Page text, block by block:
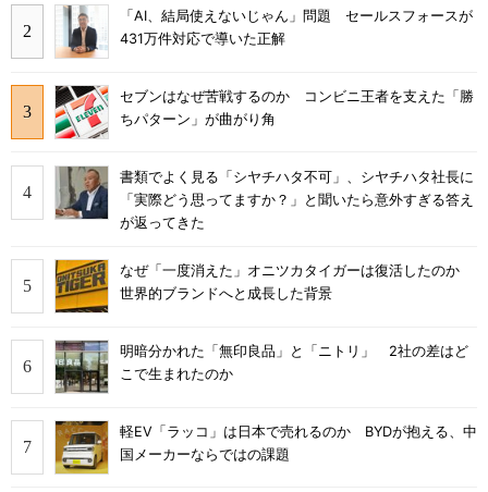
「AI、結局使えないじゃん」問題 セールスフォースが
431万件対応で導いた正解
セブンはなぜ苦戦するのか コンビニ王者を支えた「勝
ちパターン」が曲がり角
書類でよく見る「シヤチハタ不可」、シヤチハタ社長に
「実際どう思ってますか？」と聞いたら意外すぎる答え
が返ってきた
なぜ「一度消えた」オニツカタイガーは復活したのか
世界的ブランドへと成長した背景
明暗分かれた「無印良品」と「ニトリ」 2社の差はど
こで生まれたのか
軽EV「ラッコ」は日本で売れるのか BYDが抱える、中
国メーカーならではの課題